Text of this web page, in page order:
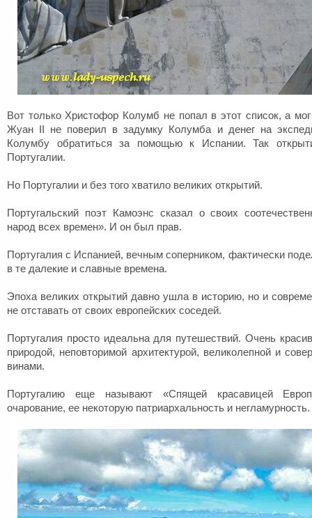
Вот только Христофор Колумб не попал в этот список, а
Жуан II не поверил в задумку Колумба и денег на
Колумбу обратиться за помощью к Испании. Так
Португалии.
Но Португалии и без того хватило великих открытий.
Португальский поэт Камоэнс сказал о своих
народ всех времен». И он был прав.
Португалия с Испанией, вечным соперником, фактически
в те далекие и славные времена.
Эпоха великих открытий давно ушла в историю, но и
не отставать от своих европейских соседей.
Португалия просто идеальна для путешествий. Очень
природой, неповторимой архитектурой, великолепной и
винами.
Португалию еще называют «Спящей красавицей
очарование, ее некоторую патриархальность и негламурность.